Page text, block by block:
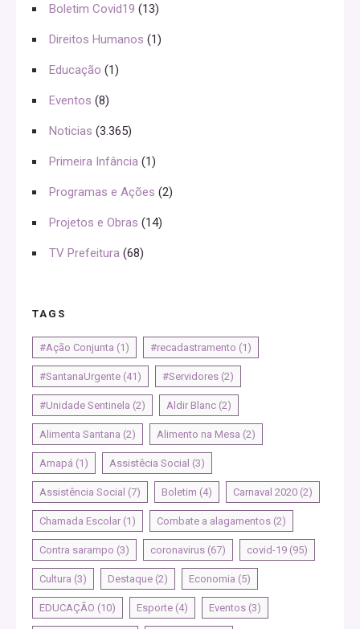
Boletim Covid19 (13)
Direitos Humanos (1)
Educação (1)
Eventos (8)
Noticias (3.365)
Primeira Infância (1)
Programas e Ações (2)
Projetos e Obras (14)
TV Prefeitura (68)
TAGS
#Ação Conjunta (1) #recadastramento (1)
#SantanaUrgente (41) #Servidores (2)
#Unidade Sentinela (2) Aldir Blanc (2)
Alimenta Santana (2) Alimento na Mesa (2)
Amapá (1) Assistêcia Social (3)
Assistência Social (7) Boletim (4) Carnaval 2020 (2)
Chamada Escolar (1) Combate a alagamentos (2)
Contra sarampo (3) coronavirus (67) covid-19 (95)
Cultura (3) Destaque (2) Economia (5)
EDUCAÇÃO (10) Esporte (4) Eventos (3)